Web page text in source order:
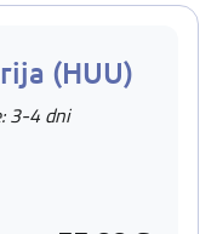
(HUU)
3-4 dni